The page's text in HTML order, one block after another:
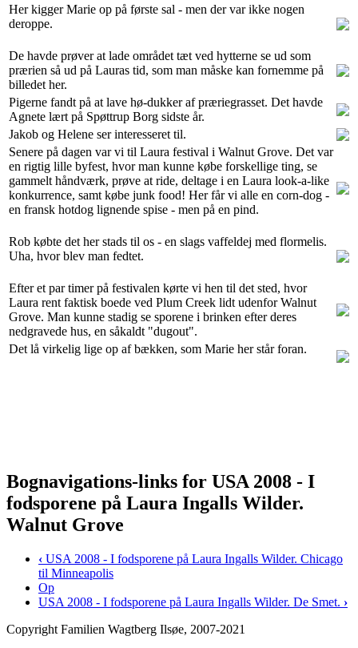
Her kigger Marie op på første sal - men der var ikke nogen
deroppe.
De havde prøver at lade området tæt ved hytterne se ud som
prærien så ud på Lauras tid, som man måske kan fornemme på
billedet her.
Pigerne fandt på at lave hø-dukker af præriegrasset. Det havde
Agnete lært på Spøttrup Borg sidste år.
Jakob og Helene ser interesseret til.
Senere på dagen var vi til Laura festival i Walnut Grove. Det var
en rigtig lille byfest, hvor man kunne købe forskellige ting, se
gammelt håndværk, prøve at ride, deltage i en Laura look-a-like
konkurrence, samt købe junk food! Her får vi alle en corn-dog -
en fransk hotdog lignende spise - men på en pind.
Rob købte det her stads til os - en slags vaffeldej med flormelis.
Uha, hvor blev man fedtet.
Efter et par timer på festivalen kørte vi hen til det sted, hvor
Laura rent faktisk boede ved Plum Creek lidt udenfor Walnut
Grove. Man kunne stadig se sporene i brinken efter deres
nedgravede hus, en såkaldt "dugout".
Det lå virkelig lige op af bækken, som Marie her står foran.
Bognavigations-links for USA 2008 - I
fodsporene på Laura Ingalls Wilder.
Walnut Grove
‹ USA 2008 - I fodsporene på Laura Ingalls Wilder. Chicago
til Minneapolis
Op
USA 2008 - I fodsporene på Laura Ingalls Wilder. De Smet. ›
Copyright Familien Wagtberg Ilsøe, 2007-2021